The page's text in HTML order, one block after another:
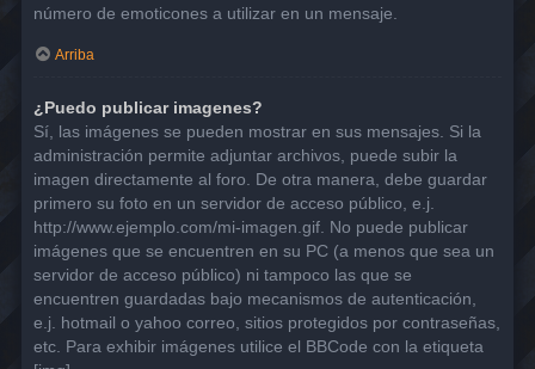
número de emoticones a utilizar en un mensaje.
Arriba
¿Puedo publicar imagenes?
Sí, las imágenes se pueden mostrar en sus mensajes. Si la
administración permite adjuntar archivos, puede subir la
imagen directamente al foro. De otra manera, debe guardar
primero su foto en un servidor de acceso público, e.j.
http://www.ejemplo.com/mi-imagen.gif. No puede publicar
imágenes que se encuentren en su PC (a menos que sea un
servidor de acceso público) ni tampoco las que se
encuentren guardadas bajo mecanismos de autenticación,
e.j. hotmail o yahoo correo, sitios protegidos por contraseñas,
etc. Para exhibir imágenes utilice el BBCode con la etiqueta